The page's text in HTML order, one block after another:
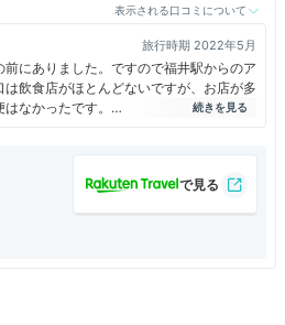
表示される口コミについて
旅行時期 2022年5月
にありました。ですので福井駅からのア
飲食店がほとんどないですが、お店が多
なかったです。
屋自体はセミダブルという感じで、ベッ
。設備も揃っていて、コーヒーも飲めて
も清潔感がありました。
のでリーズナブルでした。駅前で部屋は
るホテルでした。